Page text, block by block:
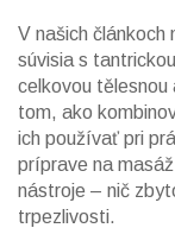
V našich
súvisia s
celkovou tělesnou
tom, ako
ich používať pri
príprave na
nástroje – nič
trpezlivosti.